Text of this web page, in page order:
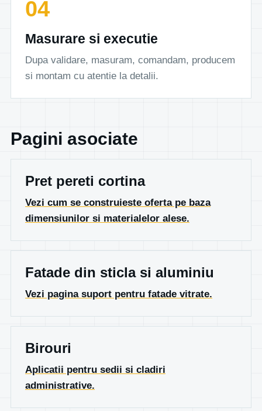
Masurare si executie
Dupa validare, masuram, comandam, producem
si montam cu atentie la detalii.
Pagini asociate
Pret pereti cortina
Vezi cum se construieste oferta pe baza
dimensiunilor si materialelor alese.
Fatade din sticla si aluminiu
Vezi pagina suport pentru fatade vitrate.
Birouri
Aplicatii pentru sedii si cladiri
administrative.